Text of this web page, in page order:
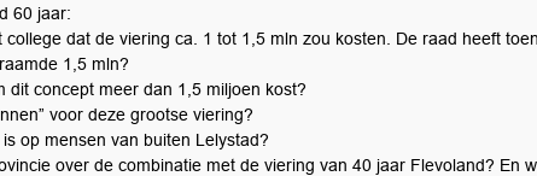
60 jaar:
dat de viering ca. 1 tot 1,5 mln zou kosten. De raad heeft
1,5 mln?
dit concept meer dan 1,5 miljoen kost?
voor deze grootse viering?
op mensen van buiten Lelystad?
over de combinatie met de viering van 40 jaar Flevoland? En